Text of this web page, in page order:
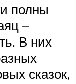
полны
–
В них
сказок,